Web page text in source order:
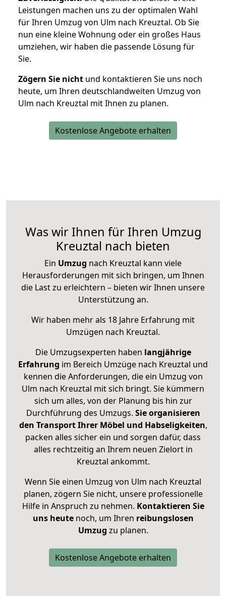
Leistungen machen uns zu der optimalen Wahl
für Ihren Umzug von Ulm nach Kreuztal. Ob Sie
nun eine kleine Wohnung oder ein großes Haus
umziehen, wir haben die passende Lösung für
Sie.
Zögern Sie nicht und kontaktieren Sie uns noch
heute, um Ihren deutschlandweiten Umzug von
Ulm nach Kreuztal mit Ihnen zu planen.
Kostenlose Angebote erhalten
Was wir Ihnen für Ihren Umzug
Kreuztal nach bieten
Ein Umzug nach Kreuztal kann viele
Herausforderungen mit sich bringen, um Ihnen
die Last zu erleichtern – bieten wir Ihnen unsere
Unterstützung an.
Wir haben mehr als 18 Jahre Erfahrung mit
Umzügen nach Kreuztal.
Die Umzugsexperten haben langjährige
Erfahrung im Bereich Umzüge nach Kreuztal und
kennen die Anforderungen, die ein Umzug von
Ulm nach Kreuztal mit sich bringt. Sie kümmern
sich um alles, von der Planung bis hin zur
Durchführung des Umzugs. Sie organisieren
den Transport Ihrer Möbel und Habseligkeiten,
packen alles sicher ein und sorgen dafür, dass
alles rechtzeitig an Ihrem neuen Zielort in
Kreuztal ankommt.
Wenn Sie einen Umzug von Ulm nach Kreuztal
planen, zögern Sie nicht, unsere professionelle
Hilfe in Anspruch zu nehmen. Kontaktieren Sie
uns heutenoch, um Ihren reibungslosen
Umzug zu planen.
Kostenlose Angebote erhalten